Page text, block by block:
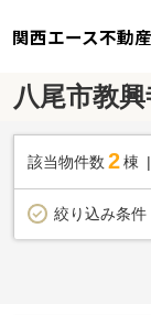
関西エース不動産
八尾市教
該当物件数 2棟
絞り込み条件